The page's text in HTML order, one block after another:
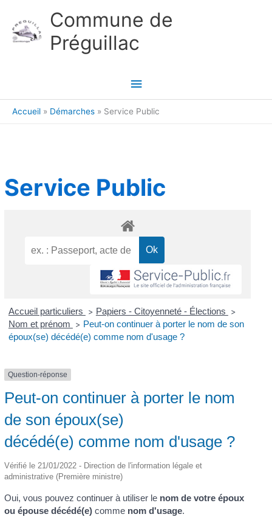
Commune de
Préguillac
Menu
principal
Accueil Démarches Service Public
Service Public
Accueil particuliers > Papiers - Citoyenneté - Élections >
Nom et prénom > Peut-on continuer à porter le nom de son
époux(se) décédé(e) comme nom d'usage ?
Question-réponse
Peut-on continuer à porter le nom
de son époux(se)
décédé(e) comme nom d'usage ?
Vérifié le 21/01/2022 - Direction de l'information légale et
administrative (Première ministre)
Oui, vous pouvez continuer à utiliser le nom de votre époux
ou épouse décédé(e) comme nom d'usage.